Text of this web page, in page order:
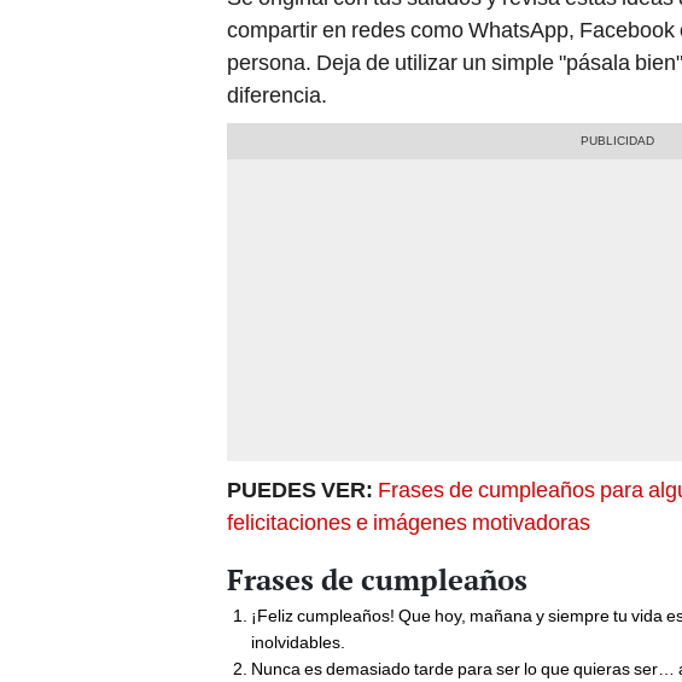
compartir en redes como WhatsApp,
persona. Deja de utilizar un simple "pásala
diferencia.
PUEDES VER: Frases de cumpleaños para
felicitaciones e imágenes motivadoras
Frases de cumpleaños
¡Feliz cumpleaños! Que hoy, mañana y siempre tu vida
inolvidables.
Nunca es demasiado tarde para ser lo que quieras ser…